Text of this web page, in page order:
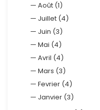
Août (1)
Juillet (4)
Juin (3)
Mai (4)
Avril (4)
Mars (3)
Fevrier (4)
Janvier (3)